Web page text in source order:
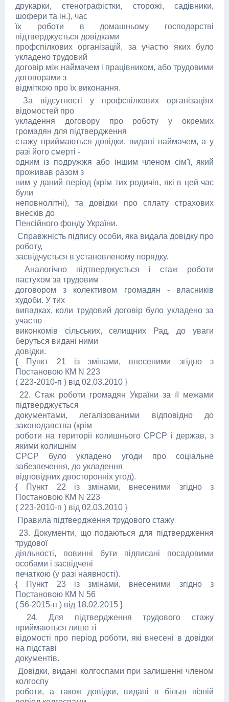
друкарки, стенографістки, сторожі, садівники,
шофери та ін.), час
їх роботи в домашньому господарстві
підтверджується довідками
профспілкових організацій, за участю яких було
укладено трудовий
договір між наймачем і працівником, або трудовими
договорами з
відміткою про їх виконання.
За відсутності у профспілкових організаціях
відомостей про
укладення договору про роботу у окремих
громадян для підтвердження
стажу приймаються довідки, видані наймачем, а у
разі його смерті -
одним із подружжя або іншим членом сім'ї, який
проживав разом з
ним у даний період (крім тих родичів, які в цей час
були
неповнолітні), та довідки про сплату страхових
внесків до
Пенсійного фонду України.
Справжність підпису особи, яка видала довідку про
роботу,
засвідчується в установленому порядку.
Аналогічно підтверджується і стаж роботи
пастухом за трудовим
договором з колективом громадян - власників
худоби. У тих
випадках, коли трудовий договір було укладено за
участю
виконкомів сільських, селищних Рад, до уваги
беруться видані ними
довідки.
{ Пункт 21 із змінами, внесеними згідно з
Постановою КМ N 223
( 223-2010-п ) від 02.03.2010 }
22. Стаж роботи громадян України за її межами
підтверджується
документами, легалізованими відповідно до
законодавства (крім
роботи на території колишнього СРСР і держав, з
якими колишнім
СРСР було укладено угоди про соціальне
забезпечення, до укладення
відповідних двосторонніх угод).
{ Пункт 22 із змінами, внесеними згідно з
Постановою КМ N 223
( 223-2010-п ) від 02.03.2010 }
Правила підтвердження трудового стажу
23. Документи, що подаються для підтвердження
трудової
діяльності, повинні бути підписані посадовими
особами і засвідчені
печаткою (у разі наявності).
{ Пункт 23 із змінами, внесеними згідно з
Постановою КМ N 56
( 56-2015-п ) від 18.02.2015 }
24. Для підтвердження трудового стажу
приймаються лише ті
відомості про період роботи, які внесені в довідки
на підставі
документів.
Довідки, видані колгоспами при залишенні членом
колгоспу
роботи, а також довідки, видані в більш пізній